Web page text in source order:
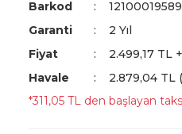
Barkod
Garanti
2 Yıl
Fiyat
2.499,17 TL
Havale
2.879,04 TL
*311,05 TL den başlayan